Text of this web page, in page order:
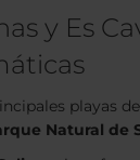
y Es
playas
Natural de